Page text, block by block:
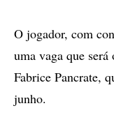
O jogador, com
uma vaga que será
Fabrice Pancrate,
junho.